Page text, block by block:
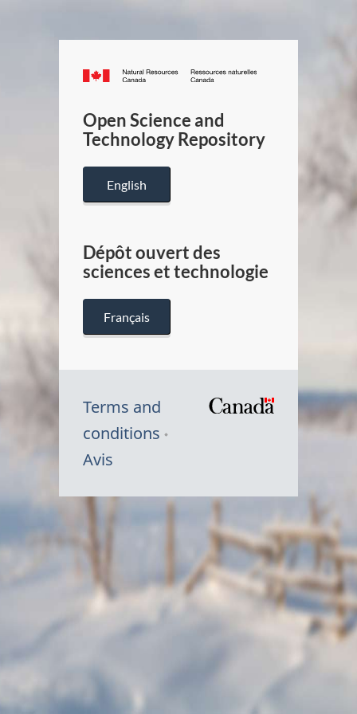
Canada.ca
/
Canada
Open Science and
Technology Repository
English
Dépôt ouvert des
sciences et technologie
Français
Terms and
conditions
Avis
Symbole
Canada